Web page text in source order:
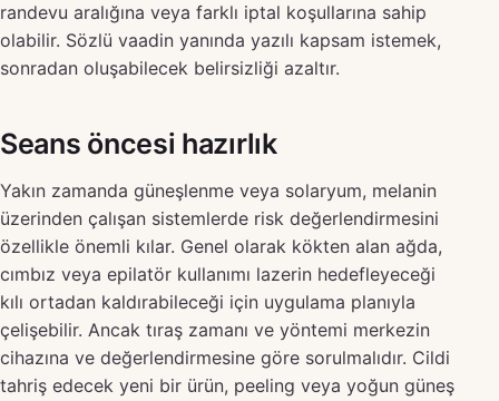
randevu aralığına veya farklı iptal koşullarına sahip
olabilir. Sözlü vaadin yanında yazılı kapsam istemek,
sonradan oluşabilecek belirsizliği azaltır.
Seans öncesi hazırlık
Yakın zamanda güneşlenme veya solaryum, melanin
üzerinden çalışan sistemlerde risk değerlendirmesini
özellikle önemli kılar. Genel olarak kökten alan ağda,
cımbız veya epilatör kullanımı lazerin hedefleyeceği
kılı ortadan kaldırabileceği için uygulama planıyla
çelişebilir. Ancak tıraş zamanı ve yöntemi merkezin
cihazına ve değerlendirmesine göre sorulmalıdır. Cildi
tahriş edecek yeni bir ürün, peeling veya yoğun güneş